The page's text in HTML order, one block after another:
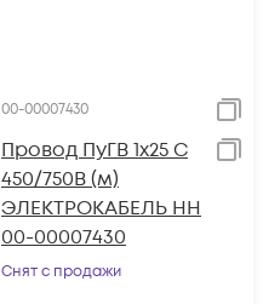
00-00007430
Провод ПуГВ 1х25 С
450/750В (м)
ЭЛЕКТРОКАБЕЛЬ НН
00-00007430
Снят с продажи